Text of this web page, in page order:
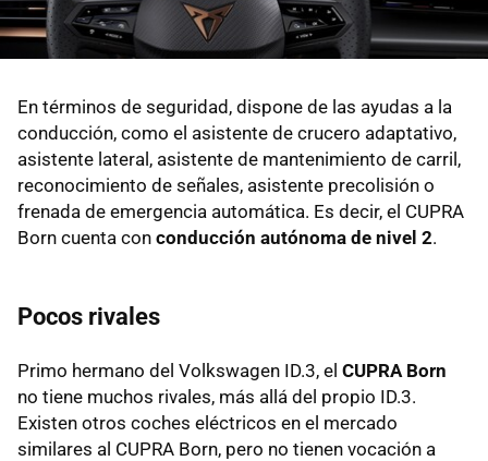
En términos de seguridad, dispone de las ayudas a la
conducción, como el asistente de crucero adaptativo,
asistente lateral, asistente de mantenimiento de carril,
reconocimiento de señales, asistente precolisión o
frenada de emergencia automática. Es decir, el CUPRA
Born cuenta con conducción autónoma de nivel 2.
Pocos rivales
Primo hermano del Volkswagen ID.3, el CUPRA Born
no tiene muchos rivales, más allá del propio ID.3.
Existen otros coches eléctricos en el mercado
similares al CUPRA Born, pero no tienen vocación a